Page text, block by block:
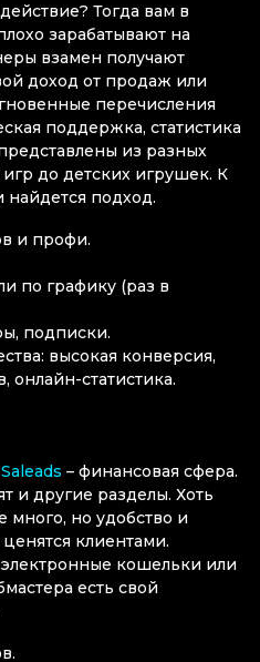
Тогда вам в
зарабатывают на
взамен получают
доход от продаж или
перечисления
поддержка, статистика
из разных
до детских игрушек. К
подход.
и профи.
по графику (раз в
подписки.
высокая конверсия,
онлайн-статистика.
Saleads – финансовая сфера.
и другие разделы. Хоть
но удобство и
клиентами.
кошельки или
есть свой